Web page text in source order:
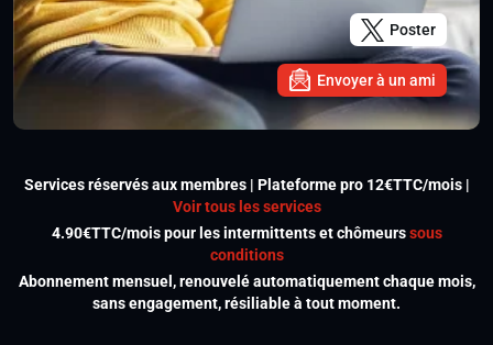
Poster
Envoyer à un ami
Services réservés aux membres | Plateforme pro 12€TTC/mois |
Voir tous les services
4.90€TTC/mois pour les intermittents et chômeurssous
conditions
Abonnement mensuel, renouvelé automatiquement chaque mois,
sans engagement, résiliable à tout moment.